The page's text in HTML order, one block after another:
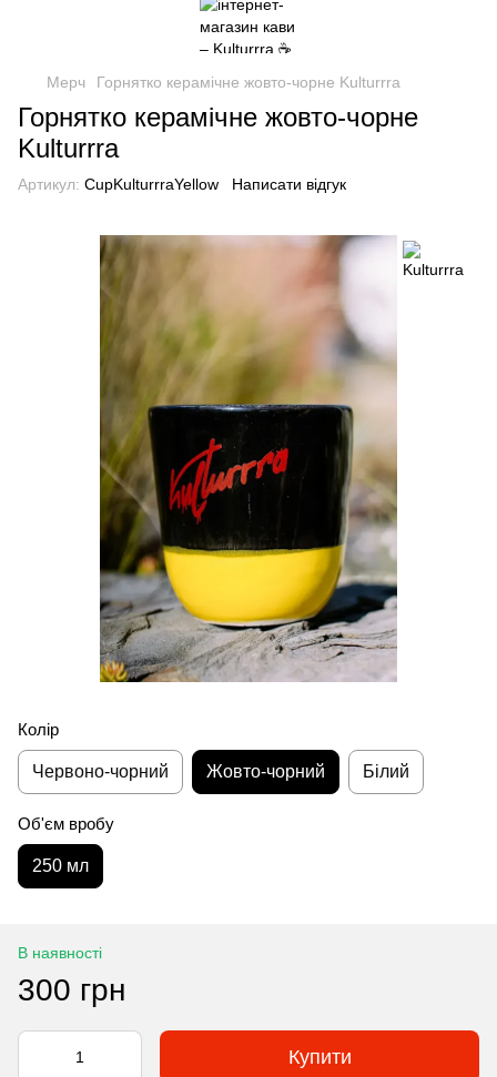
Мерч Горнятко керамічне жовто-чорне Kulturrra
Горнятко керамічне жовто-чорне
Kulturrra
Артикул: CupKulturrraYellow Написати відгук
Колір
Червоно-чорний Жовто-чорний Білий
Об'єм вробу
250 мл
В наявності
300 грн
Купити